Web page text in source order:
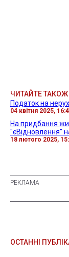
ЧИТАЙТЕ ТАКОЖ
Податок на
04 квітня 2025,
На придбання
"єВідновлення"
18 лютого 2025,
ОСТАННІ